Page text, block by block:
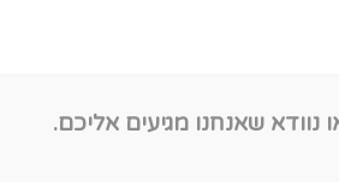
נוודא שאנחנו מגיעים אליכם.